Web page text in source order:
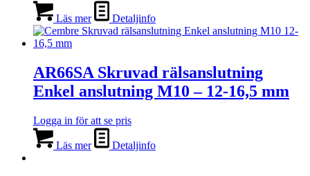
Läs mer Detaljinfo
AR66SA Skruvad rälsanslutning
Enkel anslutning M10 – 12-16,5 mm
Logga in för att se pris
Läs mer Detaljinfo